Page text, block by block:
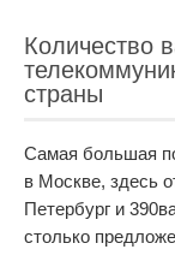
Количество
страны
Самая большая
в Москве, здесь
Петербург и
столько